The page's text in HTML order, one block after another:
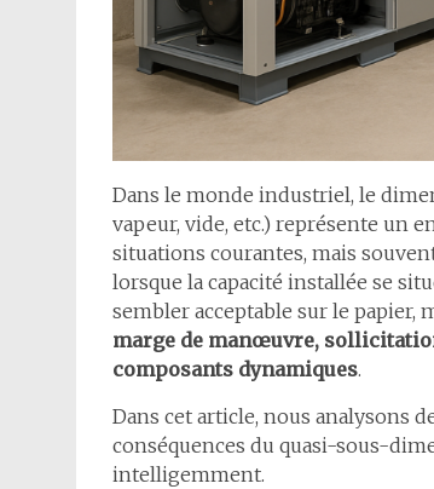
Dans le monde industriel, le
vapeur, vide, etc.) représente un
situations courantes, mais
lorsque la capacité installée se
sembler acceptable sur le papier,
marge de manœuvre,
composants dynamiques.
Dans cet article, nous analysons
conséquences du quasi-sous-
intelligemment.